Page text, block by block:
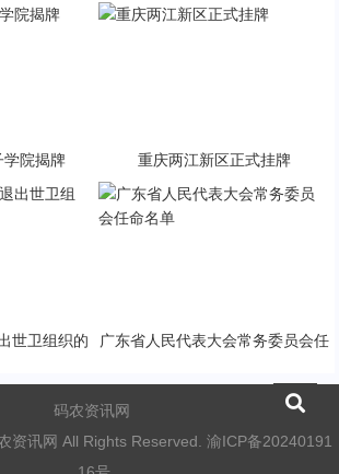
学院揭牌 重庆两江新区正式挂牌
世卫组织的
广东省人民代表大会常务委员会任
码农资讯网
资讯网 All Rights Reserved. 渝ICP备20240191